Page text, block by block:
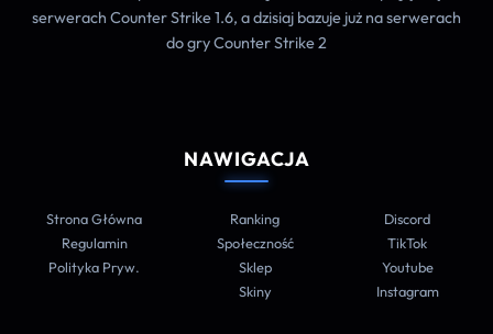
serwerach Counter Strike 1.6, a dzisiaj bazuje już na serwerach
do gry Counter Strike 2
NAWIGACJA
Strona Główna
Regulamin
Polityka Pryw.
Ranking
Społeczność
Sklep
Skiny
Discord
TikTok
Youtube
Instagram